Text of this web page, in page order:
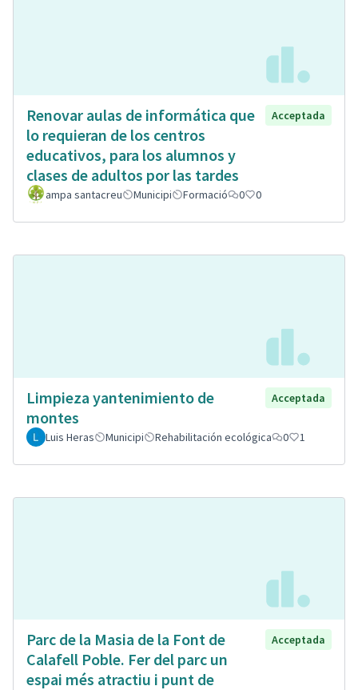
Renovar aulas de informática que
lo requieran de los centros
educativos, para los alumnos y
clases de adultos por las tardes
Acceptada
ampa santacreu Municipi Formació 0 0
Limpieza yantenimiento de
montes
Acceptada
Luis Heras Municipi Rehabilitación ecológica 0 1
Parc de la Masia de la Font de
Calafell Poble. Fer del parc un
espai més atractiu i punt de
Acceptada